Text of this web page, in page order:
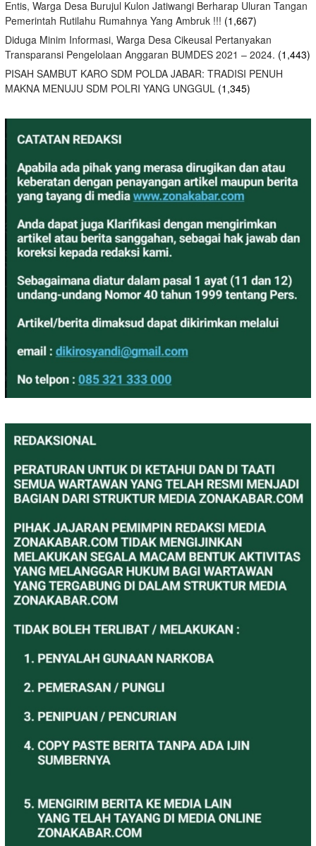
Entis, Warga Desa Burujul Kulon Jatiwangi Berharap Uluran Tangan
Pemerintah Rutilahu Rumahnya Yang Ambruk !!! (1,667)
Diduga Minim Informasi, Warga Desa Cikeusal Pertanyakan
Transparansi Pengelolaan Anggaran BUMDES 2021 – 2024. (1,443)
PISAH SAMBUT KARO SDM POLDA JABAR: TRADISI PENUH
MAKNA MENUJU SDM POLRI YANG UNGGUL (1,345)